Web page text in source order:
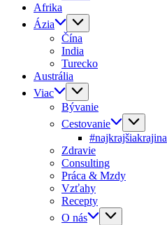
Afrika
Ázia
Čína
India
Turecko
Austrália
Viac
Bývanie
Cestovanie
#najkrajšiakrajina
Zdravie
Consulting
Práca & Mzdy
Vzťahy
Recepty
O nás